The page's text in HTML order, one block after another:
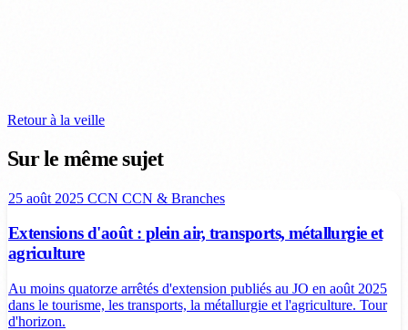
Retour à la veille
Sur le même sujet
25 août 2025 CCN CCN & Branches
Extensions d'août : plein air, transports, métallurgie et
agriculture
Au moins quatorze arrêtés d'extension publiés au JO en août 2025
dans le tourisme, les transports, la métallurgie et l'agriculture. Tour
d'horizon.